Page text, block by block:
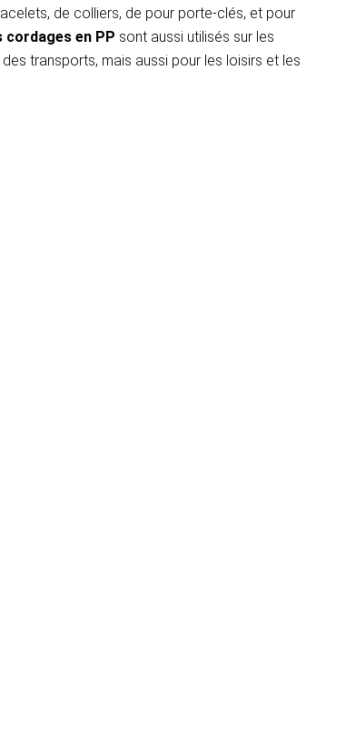
de colliers, de pour porte-clés, et pour
cordages en PP sont aussi utilisés sur les
transports, mais aussi pour les loisirs et les